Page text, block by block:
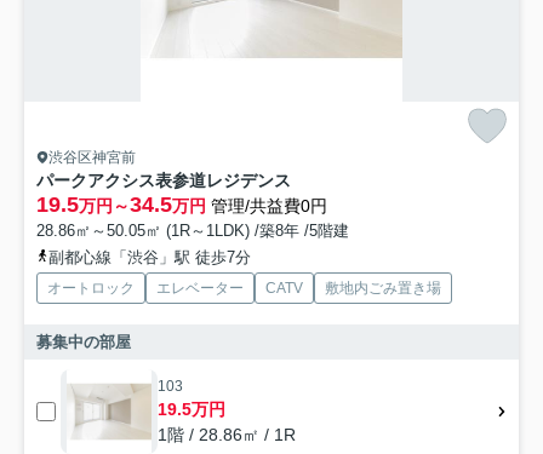
渋谷区神宮前
パークアクシス表参道レジデンス
19.5万円～34.5万円 管理/共益費0円
28.86㎡～50.05㎡ (1R～1LDK) /築8年 /5階建
副都心線「渋谷」駅 徒歩7分
オートロック エレベーター CATV 敷地内ごみ置き場
募集中の部屋
103
19.5万円
1階 / 28.86㎡ / 1R